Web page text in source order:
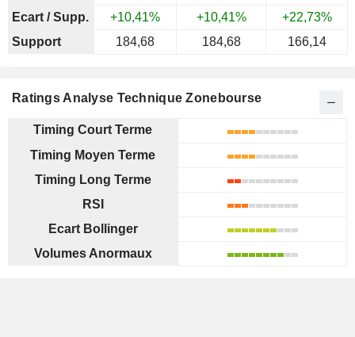
Ecart / Supp.
+10,41% +10,41%
+22,73%
Support
184,68 184,68 166,14
Ratings Analyse Technique Zonebourse
Timing Court Terme
Timing Moyen Terme
Timing Long Terme
RSI
Ecart Bollinger
Volumes Anormaux